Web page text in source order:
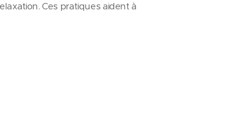
Ces pratiques aident à